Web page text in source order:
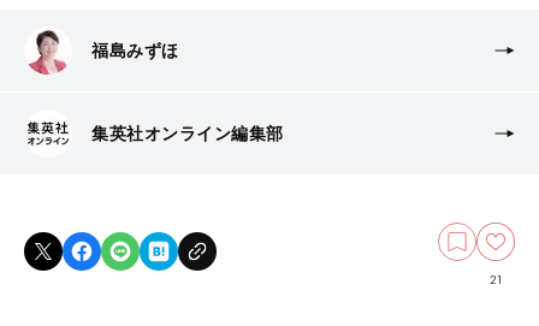
福島みずほ
集英社オンライン編集部
21